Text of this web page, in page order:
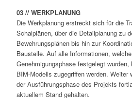
03 // WERKPLANUNG
Die Werkplanung erstreckt sich für die
Schalplänen, über die Detailplanung zu
Bewehrungsplänen bis hin zur
Baustelle. Auf alle Informationen,
Genehmigungsphase festgelegt
BIM-Modells zugegriffen werden. Weiter
der Ausführungsphase des Projekts
aktuellem Stand gehalten.